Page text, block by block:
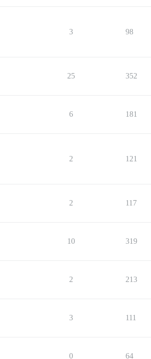
3 98
25 352
6 181
2 121
2 117
10 319
2 213
3 111
0 64